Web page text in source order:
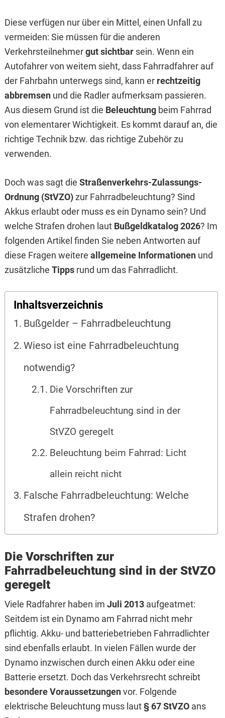
Diese verfügen nur über ein Mittel, einen Unfall zu
vermeiden: Sie müssen für die anderen
Verkehrsteilnehmergut sichtbarsein. Wenn ein
Autofahrer von weitem sieht, dass Fahrradfahrer auf
der Fahrbahn unterwegs sind, kann er rechtzeitig
abbremsenund die Radler aufmerksam passieren.
Aus diesem Grund ist die Beleuchtungbeim Fahrrad
von elementarer Wichtigkeit. Es kommt darauf an, die
richtige Technik bzw. das richtige Zubehör zu
verwenden.
Doch was sagt die Straßenverkehrs-Zulassungs-
Ordnung (StVZO)zur Fahrradbeleuchtung? Sind
Akkus erlaubt oder muss es ein Dynamo sein? Und
welche Strafen drohen laut Bußgeldkatalog 2026? Im
folgenden Artikel finden Sie neben Antworten auf
diese Fragen weitere allgemeine Informationenund
zusätzliche Tippsrund um das Fahrradlicht.
Inhaltsverzeichnis
Bußgelder – Fahrradbeleuchtung
Wieso ist eine Fahrradbeleuchtung
notwendig?
Die Vorschriften zur
Fahrradbeleuchtung sind in der
StVZO geregelt
Beleuchtung beim Fahrrad: Licht
allein reicht nicht
Falsche Fahrradbeleuchtung: Welche
Strafen drohen?
Die Vorschriften zur
Fahrradbeleuchtung sind in der StVZO
geregelt
Viele Radfahrer haben im Juli 2013aufgeatmet:
Seitdem ist ein Dynamo am Fahrrad nicht mehr
pflichtig. Akku- und batteriebetrieben Fahrradlichter
sind ebenfalls erlaubt. In vielen Fällen wurde der
Dynamo inzwischen durch einen Akku oder eine
Batterie ersetzt. Doch das Verkehrsrecht schreibt
besondere Voraussetzungenvor. Folgende
elektrische Beleuchtung muss laut§ 67 StVZOans